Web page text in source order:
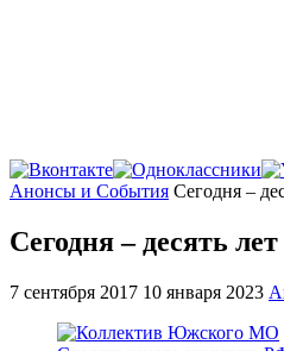
Главная
Анонсы и События Сегодня –
Сегодня – десять
7 сентября 2017 10 января 2023